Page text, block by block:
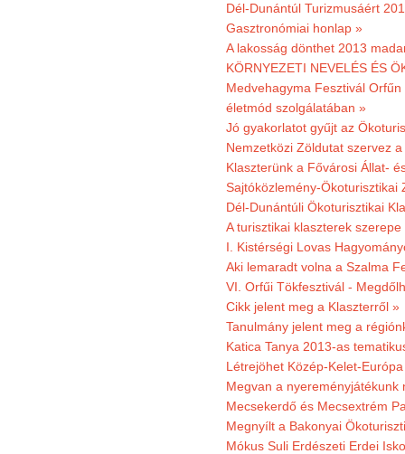
Dél-Dunántúl Turizmusáért
Gasztronómiai honlap »
A lakosság dönthet 2013
KÖRNYEZETI NEVELÉS ÉS
Medvehagyma Fesztivál
életmód szolgálatában »
Jó gyakorlatot gyűjt az
Nemzetközi Zöldutat szervez
Klaszterünk a Fővárosi Állat-
Sajtóközlemény-Ökoturisztikai
Dél-Dunántúli Ökoturisztikai
A turisztikai klaszterek
I. Kistérségi Lovas
Aki lemaradt volna a Szalma
VI. Orfűi Tökfesztivál -
Cikk jelent meg a Klaszterről »
Tanulmány jelent meg a
Katica Tanya 2013-as
Létrejöhet Közép-Kelet-
Megvan a nyereményjátékunk
Mecsekerdő és Mecsextrém
Megnyílt a Bakonyai
Mókus Suli Erdészeti Erdei